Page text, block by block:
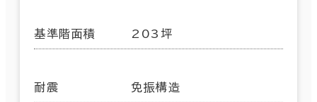
基準階面積 203坪
耐震 免振構造